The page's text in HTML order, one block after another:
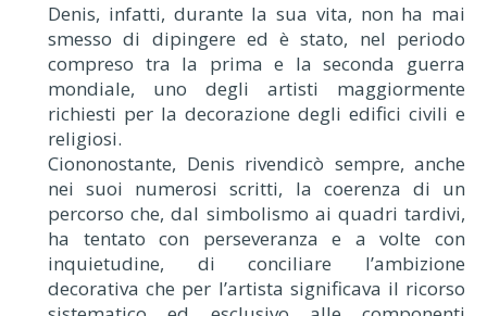
Denis, infatti, durante la sua vita, non ha mai
smesso di dipingere ed è stato, nel periodo
compreso tra la prima e la seconda guerra
mondiale, uno degli artisti maggiormente
richiesti per la decorazione degli edifici civili e
religiosi.
Ciononostante, Denis rivendicò sempre, anche
nei suoi numerosi scritti, la coerenza di un
percorso che, dal simbolismo ai quadri tardivi,
ha tentato con perseveranza e a volte con
inquietudine, di conciliare l’ambizione
decorativa che per l’artista significava il ricorso